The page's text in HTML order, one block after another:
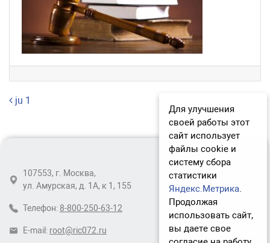
Навигация по записям
ju 1
107553, г. Москва,
ул. Амурская, д. 1А, к 1, 155
Телефон: 8-800-250-63-12
E-mail: root@ric072.ru
Для улучшения
своей работы этот
сайт использует
файлы cookie и
систему сбора
статистики
Яндекс.Метрика.
Продолжая
использовать сайт,
вы даете свое